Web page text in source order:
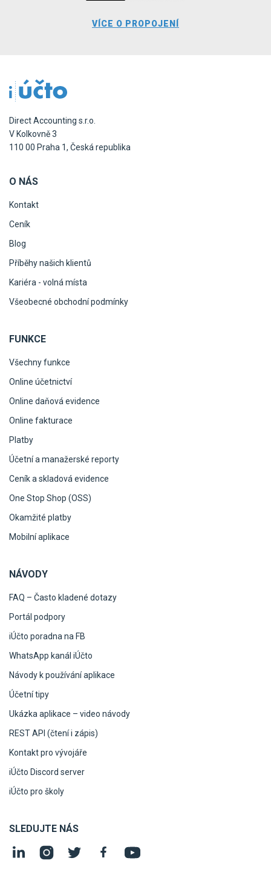
VÍCE O PROPOJENÍ
Direct Accounting s.r.o.
V Kolkovně 3
110 00 Praha 1, Česká republika
O NÁS
Kontakt
Ceník
Blog
Příběhy našich klientů
Kariéra - volná místa
Všeobecné obchodní podmínky
FUNKCE
Všechny funkce
Online účetnictví
Online daňová evidence
Online fakturace
Platby
Účetní a manažerské reporty
Ceník a skladová evidence
One Stop Shop (OSS)
Okamžité platby
Mobilní aplikace
NÁVODY
FAQ – Často kladené dotazy
Portál podpory
iÚčto poradna na FB
WhatsApp kanál iÚčto
Návody k používání aplikace
Účetní tipy
Ukázka aplikace – video návody
REST API (čtení i zápis)
Kontakt pro vývojáře
iÚčto Discord server
iÚčto pro školy
SLEDUJTE NÁS